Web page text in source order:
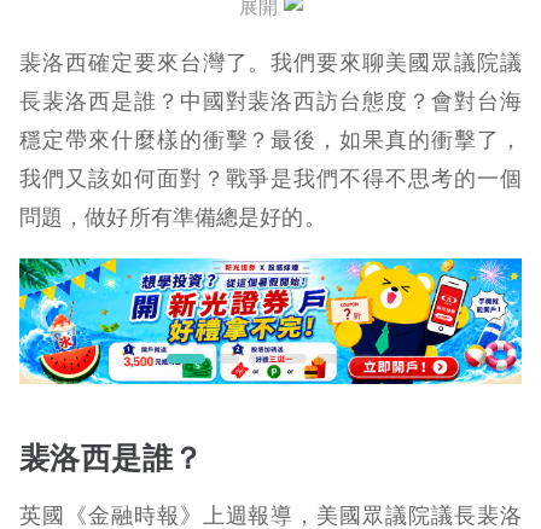
裴洛西訪台哪裡降落？
裴洛西訪台誰接機？
裴洛西抵達台灣
裴洛西訪台中國回應
展開
裴洛西確定要來台灣了。我們要來聊美國眾議院議
長裴洛西是誰？中國對裴洛西訪台態度？會對台海
穩定帶來什麼樣的衝擊？最後，如果真的衝擊了，
我們又該如何面對？戰爭是我們不得不思考的一個
問題，做好所有準備總是好的。
裴洛西是誰？
英國《金融時報》上週報導，美國眾議院議長裴洛